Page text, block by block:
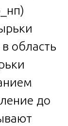
область
до